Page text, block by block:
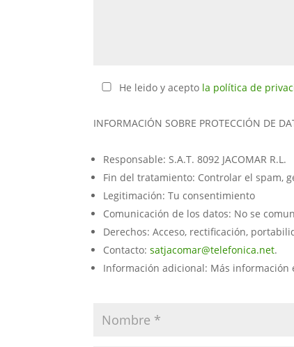
He leido y acepto la política de
INFORMACIÓN SOBRE PROTECCIÓN DE
Responsable: S.A.T. 8092 JACOMAR R.L.
Fin del tratamiento: Controlar el spam,
Legitimación: Tu consentimiento
Comunicación de los datos: No se
Derechos: Acceso, rectificación,
Contacto:satjacomar@telefonica.net.
Información adicional: Más información